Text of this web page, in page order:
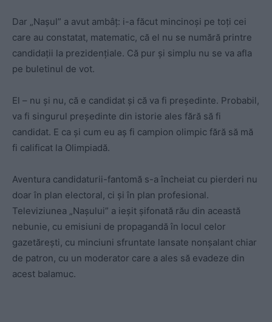
Dar „Nașul” a avut ambâț: i-a făcut mincinoși pe toți cei
care au constatat, matematic, că el nu se numără printre
candidații la prezidențiale. Că pur și simplu nu se va afla
pe buletinul de vot.
El – nu și nu, că e candidat și că va fi președinte. Probabil,
va fi singurul președinte din istorie ales fără să fi
candidat. E ca și cum eu aș fi campion olimpic fără să mă
fi calificat la Olimpiadă.
Aventura candidaturii-fantomă s-a încheiat cu pierderi nu
doar în plan electoral, ci și în plan profesional.
Televiziunea „Nașului” a ieșit șifonată rău din această
nebunie, cu emisiuni de propagandă în locul celor
gazetărești, cu minciuni sfruntate lansate nonșalant chiar
de patron, cu un moderator care a ales să evadeze din
acest balamuc.